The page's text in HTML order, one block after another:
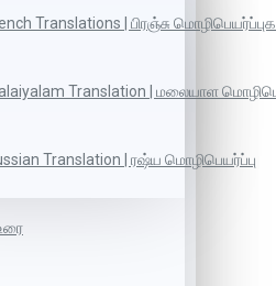
Translations | பிரஞ்சு
Translation | மலையாள
Translation | ரஷ்ய மொழிபெயர்ப்பு